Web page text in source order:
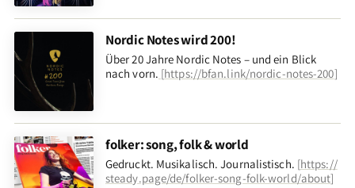
Nordic Notes wird 200!
Über 20 Jahre Nordic Notes – und ein Blick
nach vorn. [https://bfan.link/nordic-notes-200]
folker: song, folk & world
Gedruckt. Musikalisch. Journalistisch. [https://
steady.page/de/folker-song-folk-world/about]